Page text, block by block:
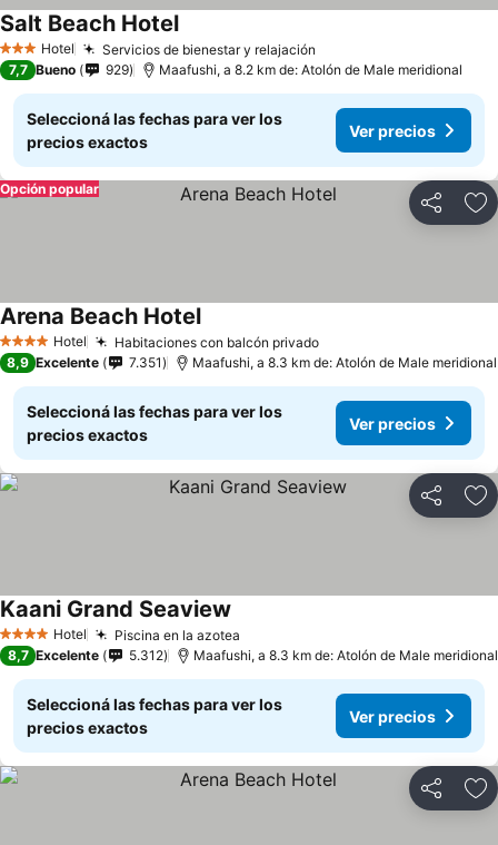
3 Estrellas
Hotel Servicios de bienestar y relajación
Salt Beach Hotel
7,7 Bueno 929 Maafushi, a 8.2 km de: Atolón de Male meridional
Seleccioná las fechas para ver los
precios exactos
Ver precios
Compartir
Opción popular
4 EstrellasHotel Habitaciones con balcón privado
Arena Beach Hotel
8,9 Excelente 7.351 Maafushi, a 8.3 km de: Atolón de Male meridional
Seleccioná las fechas para ver los
precios exactos
Ver precios
Compartir
4 EstrellasHotel Piscina en la azotea
Kaani Grand Seaview
8,7 Excelente 5.312 Maafushi, a 8.3 km de: Atolón de Male meridional
Seleccioná las fechas para ver los
precios exactos
Ver precios
Compartir